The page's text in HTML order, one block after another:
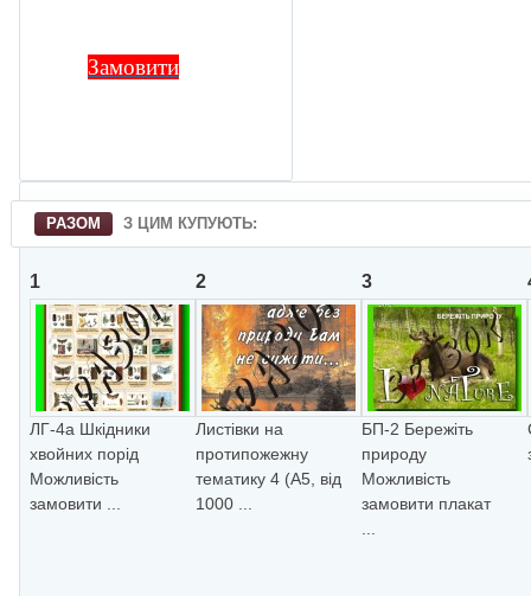
Замовити
РАЗОМ З ЦИМ КУПУЮТЬ:
1
ЛГ-4а Шкiдники
хвойних порiд
Можливiсть
замовити ...
2
Листівки на
протипожежну
тематику 4 (А5, від
1000 ...
3
БП-2 Бережiть
природу
Можливiсть
замовити плакат